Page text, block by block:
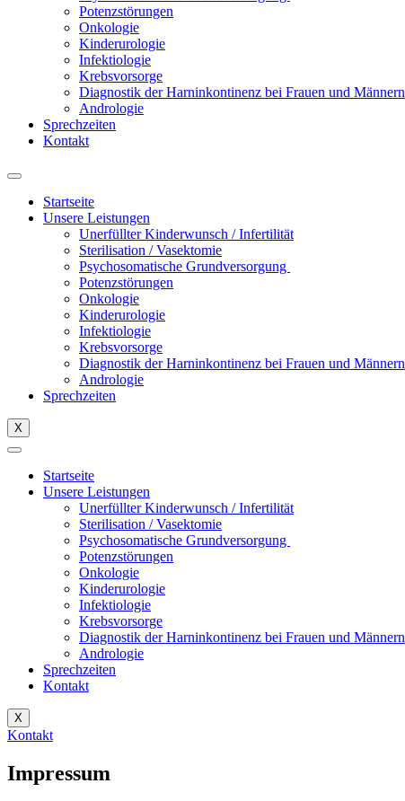
Potenzstörungen
Onkologie
Kinderurologie
Infektiologie
Krebsvorsorge
Diagnostik der Harninkontinenz bei Frauen und Männern
Andrologie
Sprechzeiten
Kontakt
Startseite
Unsere Leistungen
Unerfüllter Kinderwunsch / Infertilität
Sterilisation / Vasektomie
Psychosomatische Grundversorgung
Potenzstörungen
Onkologie
Kinderurologie
Infektiologie
Krebsvorsorge
Diagnostik der Harninkontinenz bei Frauen und Männern
Andrologie
Sprechzeiten
X
Startseite
Unsere Leistungen
Unerfüllter Kinderwunsch / Infertilität
Sterilisation / Vasektomie
Psychosomatische Grundversorgung
Potenzstörungen
Onkologie
Kinderurologie
Infektiologie
Krebsvorsorge
Diagnostik der Harninkontinenz bei Frauen und Männern
Andrologie
Sprechzeiten
Kontakt
X
Kontakt
Impressum